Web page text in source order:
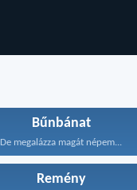
Bűnbánat
De megalázza magát népem...
Remény